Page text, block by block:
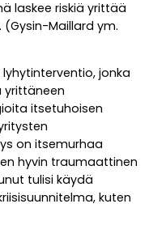
laskee riskiä yrittää
(Gysin-Maillard ym.
lyhytinterventio, jonka
yrittäneen
itsetuhoisen
on itsemurhaa
hyvin traumaattinen
tulisi käydä
kuten